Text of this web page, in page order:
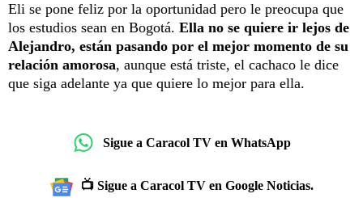
Eli se pone feliz por la oportunidad pero le preocupa que
los estudios sean en Bogotá. Ella no se quiere ir lejos de
Alejandro, están pasando por el mejor momento de su
relación amorosa, aunque está triste, el cachaco le dice
que siga adelante ya que quiere lo mejor para ella.
Sigue a Caracol TV en WhatsApp
📺 Sigue a Caracol TV en Google Noticias.